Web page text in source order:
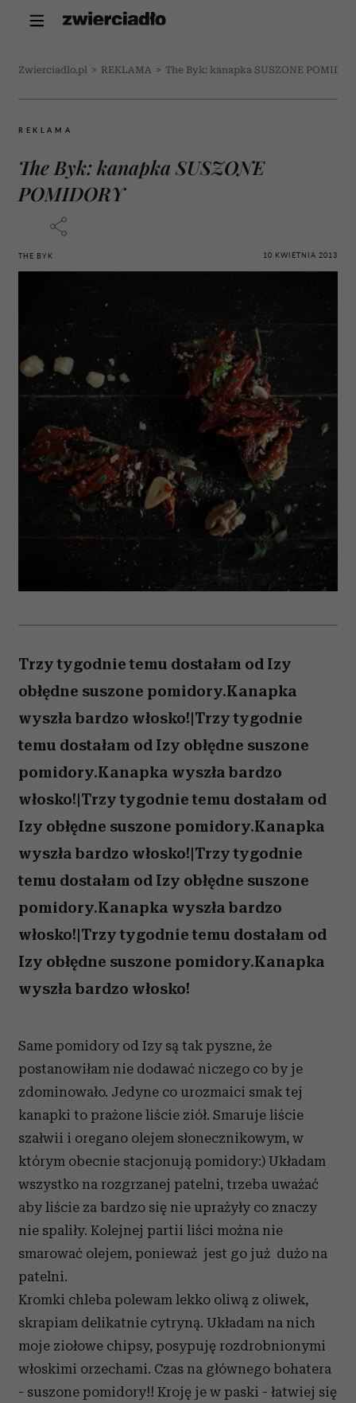
Zwierciadlo.pl > REKLAMA > The Byk: kanapka SUSZONE
REKLAMA
The Byk: kanapka SUSZONE
POMIDORY
THE BYK 10 KWIETNIA 2013
Trzy tygodnie temu dostałam od Izy
obłędne suszone pomidory.Kanapka
wyszła bardzo włosko!|Trzy tygodnie
temu dostałam od Izy obłędne suszone
pomidory.Kanapka wyszła bardzo
włosko!|Trzy tygodnie temu dostałam od
Izy obłędne suszone pomidory.Kanapka
wyszła bardzo włosko!|Trzy tygodnie
temu dostałam od Izy obłędne suszone
pomidory.Kanapka wyszła bardzo
włosko!|Trzy tygodnie temu dostałam od
Izy obłędne suszone pomidory.Kanapka
wyszła bardzo włosko!
Same pomidory od Izy są tak pyszne, że
postanowiłam nie dodawać niczego co by je
zdominowało. Jedyne co urozmaici smak tej
kanapki to prażone liście ziół. Smaruje liście
szałwii i oregano olejem słonecznikowym, w
którym obecnie stacjonują pomidory:) Układam
wszystko na rozgrzanej patelni, trzeba uważać
aby liście za bardzo się nie uprażyły co znaczy
nie spaliły. Kolejnej partii liści można nie
smarować olejem, ponieważ jest go już dużo na
patelni.
Kromki chleba polewam lekko oliwą z oliwek,
skrapiam delikatnie cytryną. Układam na nich
moje ziołowe chipsy, posypuję rozdrobnionymi
włoskimi orzechami. Czas na głównego bohatera
- suszone pomidory!! Kroję je w paski - łatwiej się